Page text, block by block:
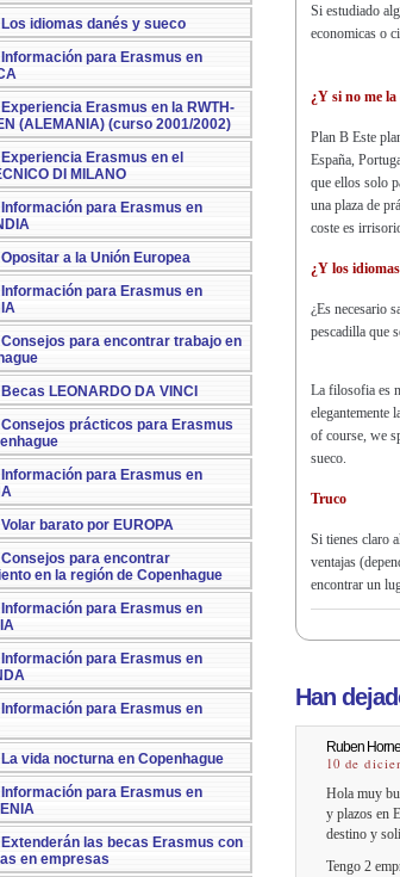
Los idiomas danés y sueco
Información para Erasmus en
Experiencia Erasmus en la RWTH-
(ALEMANIA) (curso 2001/2002)
Experiencia Erasmus en el
DI MILANO
Información para Erasmus en
Opositar a la Unión Europea
Información para Erasmus en
Consejos para encontrar trabajo en
Becas LEONARDO DA VINCI
Consejos prácticos para Erasmus
Información para Erasmus en
Volar barato por EUROPA
Consejos para encontrar
en la región de Copenhague
Información para Erasmus en
Información para Erasmus en
Información para Erasmus en
La vida nocturna en Copenhague
Información para Erasmus en
Extenderán las becas Erasmus con
en empresas
Si estudiado
economicas o
¿Y si no me
Plan B Este
España,
que ellos solo
una plaza de
coste es
¿Y los
¿Es necesario
pescadilla que
La filosofia es
elegantemente
of course, we
sueco.
Truco
Si tienes claro
ventajas
encontrar un
Han
Ruben
10 de
Hola muy
y plazos en
destino y
Tengo 2